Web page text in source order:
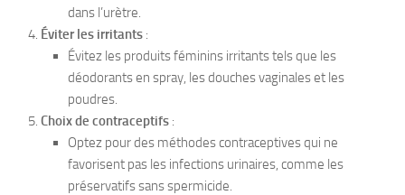
dans l’urètre.
Éviter les irritants :
Évitez les produits féminins irritants tels que les
déodorants en spray, les douches vaginales et les
poudres.
Choix de contraceptifs :
Optez pour des méthodes contraceptives qui ne
favorisent pas les infections urinaires, comme les
préservatifs sans spermicide.